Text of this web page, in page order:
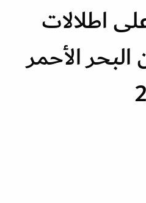
اطلالات
الأحمر